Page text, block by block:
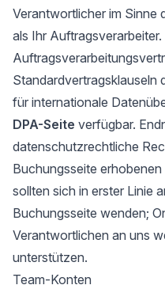
Verantwortlicher im Sinne
als Ihr
Standardvertragsklauseln
für internationale
DPA-Seite verfügbar.
datenschutzrechtliche
Buchungsseite
sollten sich in erster Linie
Buchungsseite wenden;
Verantwortlichen an uns
unterstützen.
Team-Konten